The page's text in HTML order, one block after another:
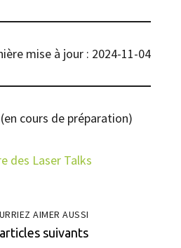
mise à jour : 2024-11-04
cours de préparation)
des Laser Talks
AIMER AUSSI
suivants